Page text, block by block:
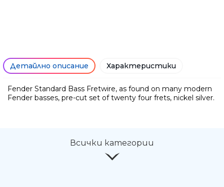
Детайлно описание Характеристики
Fender Standard Bass Fretwire, as found on many modern
Fender basses, pre-cut set of twenty four frets, nickel silver.
Всички категории